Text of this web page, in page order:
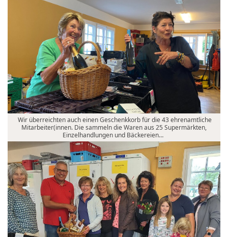
Wir überreichten auch einen Geschenkkorb für die 43 ehrenamtliche
Mitarbeiter(innen. Die sammeln die Waren aus 25 Supermärkten,
Einzelhandlungen und Bäckereien…